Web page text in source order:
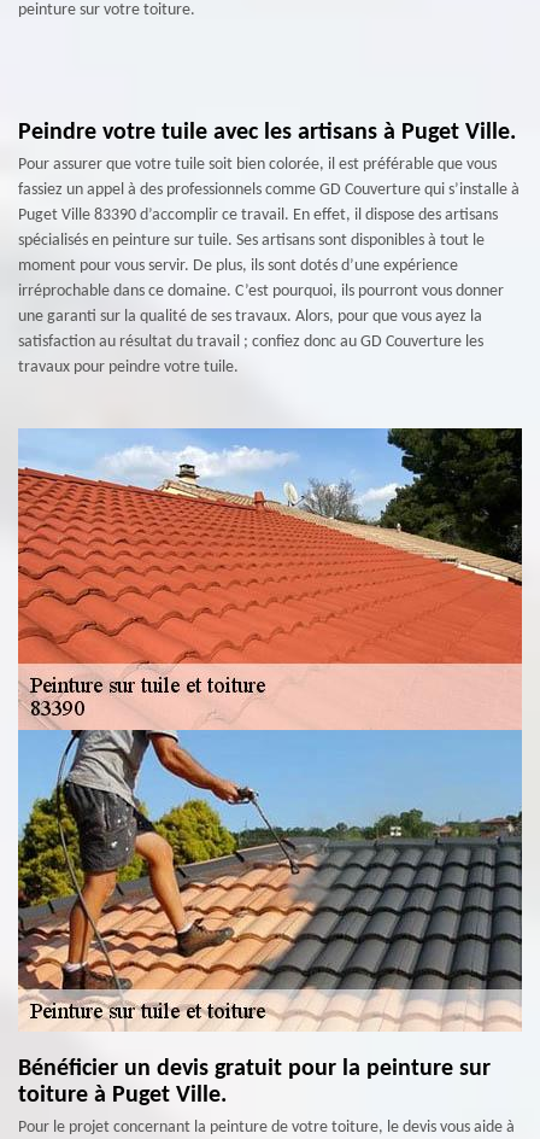
peinture sur votre toiture.
Peindre votre tuile avec les artisans à Puget Ville.
Pour assurer que votre tuile soit bien colorée, il est préférable que vous
fassiez un appel à des professionnels comme GD Couverture qui s’installe à
Puget Ville 83390 d’accomplir ce travail. En effet, il dispose des artisans
spécialisés en peinture sur tuile. Ses artisans sont disponibles à tout le
moment pour vous servir. De plus, ils sont dotés d’une expérience
irréprochable dans ce domaine. C’est pourquoi, ils pourront vous donner
une garanti sur la qualité de ses travaux. Alors, pour que vous ayez la
satisfaction au résultat du travail ; confiez donc au GD Couverture les
travaux pour peindre votre tuile.
Bénéficier un devis gratuit pour la peinture sur
toiture à Puget Ville.
Pour le projet concernant la peinture de votre toiture, le devis vous aide à